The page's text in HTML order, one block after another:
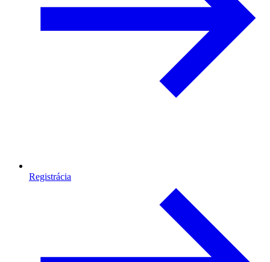
Registrácia